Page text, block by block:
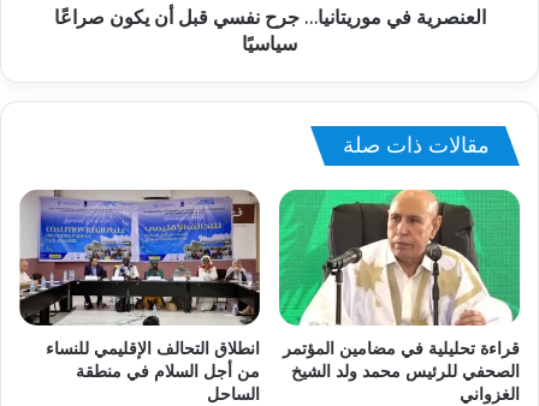
العنصرية في موريتانيا… جرح نفسي قبل أن يكون صراعًا
سياسيًا
مقالات ذات صلة
قراءة تحليلية في مضامين المؤتمر
الصحفي للرئيس محمد ولد الشيخ
الغزواني
انطلاق التحالف الإقليمي للنساء
من أجل السلام في منطقة
الساحل